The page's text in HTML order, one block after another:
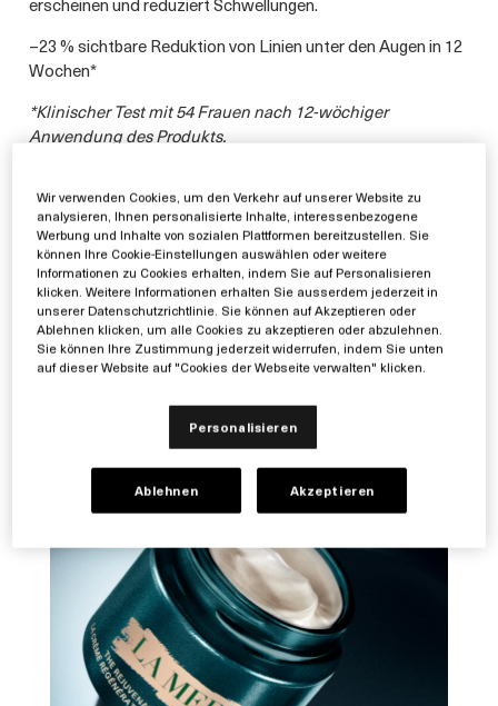
–23 % sichtbare Reduktion von Linien unter den Augen in 12
Wochen*
*Klinischer Test mit 54 Frauen nach 12-wöchiger
Anwendung des Produkts.
zutaten & sicherheit
anwendung
Wir verwenden Cookies, um den Verkehr auf unserer Website zu
analysieren, Ihnen personalisierte Inhalte, interessenbezogene
Werbung und Inhalte von sozialen Plattformen bereitzustellen. Sie
können Ihre Cookie-Einstellungen auswählen oder weitere
Informationen zu Cookies erhalten, indem Sie auf Personalisieren
klicken. Weitere Informationen erhalten Sie ausserdem jederzeit in
unserer Datenschutzrichtlinie. Sie können auf Akzeptieren oder
Ablehnen klicken, um alle Cookies zu akzeptieren oder abzulehnen.
Sie können Ihre Zustimmung jederzeit widerrufen, indem Sie unten
auf dieser Website auf "Cookies der Webseite verwalten" klicken.
Personalisieren
Ablehnen Akzeptieren